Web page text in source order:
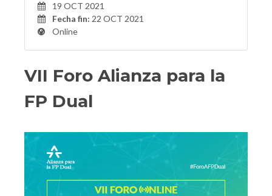
19 OCT 2021
Fecha fin: 22 OCT 2021
Online
VII Foro Alianza para la
FP Dual